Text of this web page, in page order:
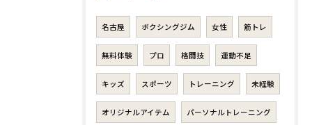
名古屋 ボクシングジム 女性 筋トレ
無料体験 プロ 格闘技 運動不足
キッズ スポーツ トレーニング 未経験
オリジナルアイテム パーソナルトレーニング